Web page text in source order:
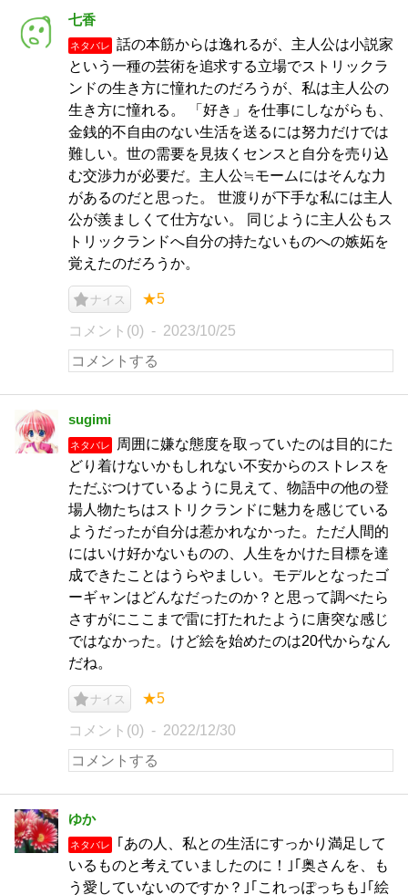
七香
ネタバレ
話の本筋からは逸れるが、主人公は小説家
という一種の芸術を追求する立場でストリックラ
ンドの生き方に憧れたのだろうが、私は主人公の
生き方に憧れる。 「好き」を仕事にしながらも、
金銭的不自由のない生活を送るには努力だけでは
難しい。世の需要を見抜くセンスと自分を売り込
む交渉力が必要だ。主人公≒モームにはそんな力
があるのだと思った。 世渡りが下手な私には主人
公が羨ましくて仕方ない。 同じように主人公もス
トリックランドへ自分の持たないものへの嫉妬を
覚えたのだろうか。
ナイス ★5
コメント(0) 2023/10/25
sugimi
ネタバレ
周囲に嫌な態度を取っていたのは目的にた
どり着けないかもしれない不安からのストレスを
ただぶつけているように見えて、物語中の他の登
場人物たちはストリクランドに魅力を感じている
ようだったが自分は惹かれなかった。ただ人間的
にはいけ好かないものの、人生をかけた目標を達
成できたことはうらやましい。モデルとなったゴ
ーギャンはどんなだったのか？と思って調べたら
さすがにここまで雷に打たれたように唐突な感じ
ではなかった。けど絵を始めたのは20代からなん
だね。
ナイス ★5
コメント(0) 2022/12/30
ゆか
ネタバレ
｢あの人、私との生活にすっかり満足して
いるものと考えていましたのに！｣｢奥さんを、も
う愛していないのですか？｣｢これっぽっちも｣｢絵